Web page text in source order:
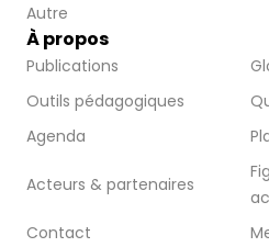
Autre
À propos
Publications
Outils pédagogiques
Agenda
Acteurs & partenaires
Contact